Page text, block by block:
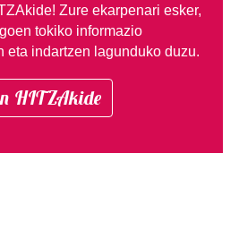
Zure ekarpenari esker,
tokiko informazio
eta indartzen lagunduko duzu.
HITZAkide